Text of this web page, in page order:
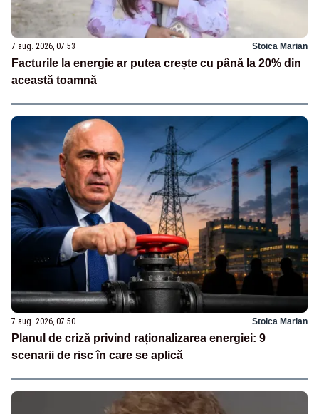
7 aug. 2026, 07:53 Stoica Marian
Facturile la energie ar putea crește cu până la 20% din
această toamnă
7 aug. 2026, 07:50 Stoica Marian
Planul de criză privind raționalizarea energiei: 9
scenarii de risc în care se aplică